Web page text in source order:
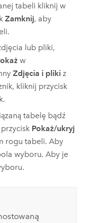
tabeli kliknij w
Zamknij, aby
lub pliki,
w
Zdjęcia i pliki z
kliknij przycisk
tabelę bądź
Pokaż/ukryj
rogu tabeli. Aby
wyboru. Aby je